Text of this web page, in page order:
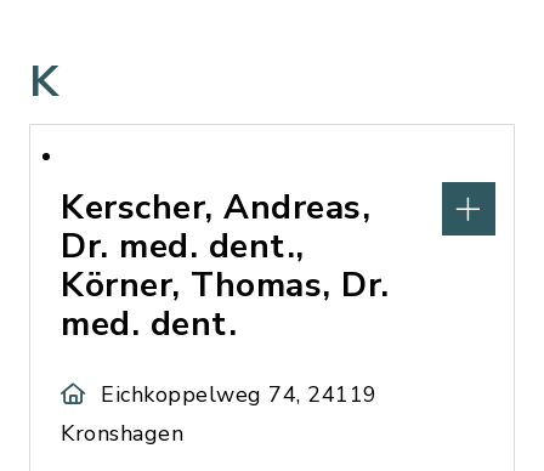
K
Kerscher, Andreas,
Dr. med. dent.,
Körner, Thomas, Dr.
med. dent.
Eichkoppelweg 74, 24119
Kronshagen